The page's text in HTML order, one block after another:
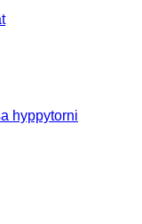
hyppytorni